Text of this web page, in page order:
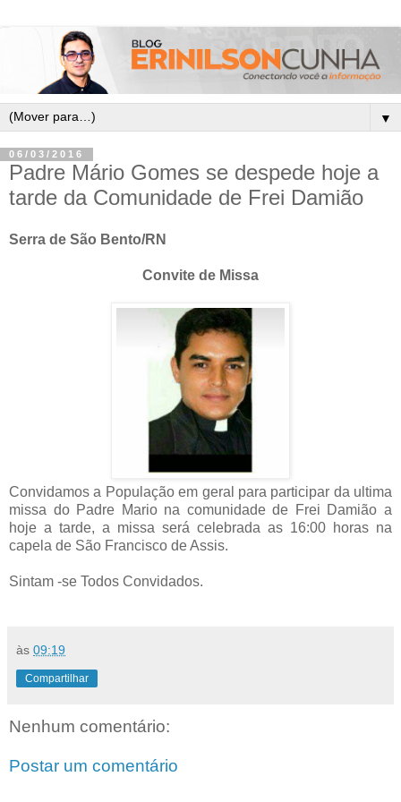
▼
06/03/2016
Padre Mário Gomes se despede hoje a
tarde da Comunidade de Frei Damião
Serra de São Bento/RN
Convite de Missa
Convidamos a População em geral para participar da ultima
missa do Padre Mario na comunidade de Frei Damião a
hoje a tarde, a missa será celebrada as 16:00 horas na
capela de São Francisco de Assis.
Sintam -se Todos Convidados.
às 09:19
Compartilhar
Nenhum comentário:
Postar um comentário